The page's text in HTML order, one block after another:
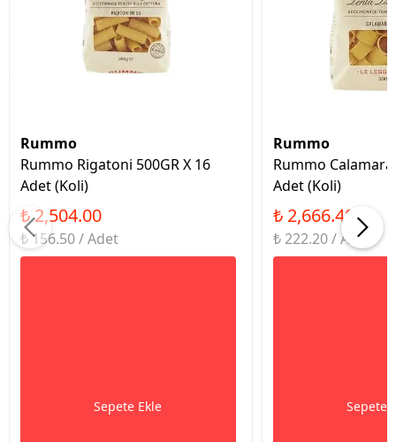
Rummo
Rummo Rigatoni 500GR X 16
Adet (Koli)
₺ 2,504.00
₺ 156.50 / Adet
Sepete Ekle
Rummo
Rummo
Adet (Koli)
₺ 2,666.40
₺ 222.20 / Adet
Sepete